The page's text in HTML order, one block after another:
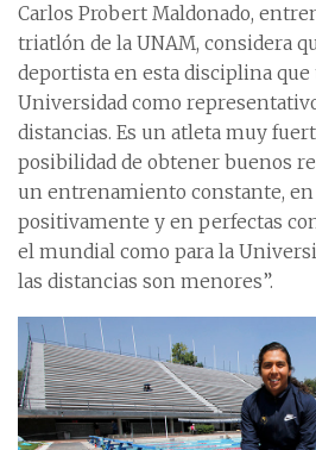
Carlos Probert Maldonado,
triatlón de la UNAM, considera
deportista en esta disciplina que
Universidad como
distancias. Es un atleta muy
posibilidad de obtener buenos
un entrenamiento constante, en
positivamente y en perfectas
el mundial como para la
las distancias son menores”.